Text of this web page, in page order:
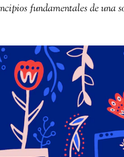
fundamentales de una